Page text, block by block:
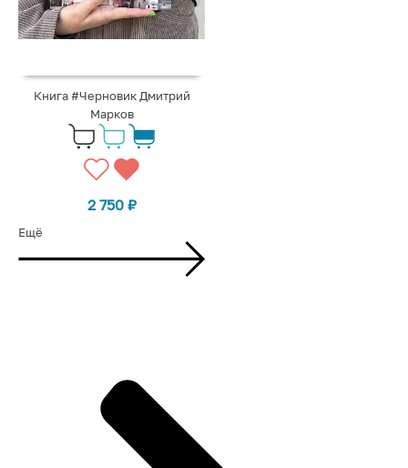
Книга #Черновик Дмитрий
Марков
2 750 ₽
Ещё